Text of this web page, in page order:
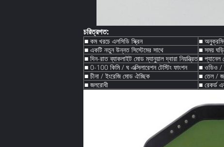
চরিত্রগত:
■ কম খরচে এলসিডি স্ক্রিন
■
■ একটি নতুন উন্নত সিস্টেমের সাথে
■ সময়
■ দিন-রাত ব্যাকলাইট মোড ম্যানুয়াল দ্বারা নিয়ন্ত্রিত■ প্যানেল
■ 0-100 কিমি / ঘ এক্সিলারেশন টেস্টিং ফাংশন
■ ওডিও /
■ চীনা / ইংরেজি মোড ঐচ্ছিক
■ তেল /
■ জলরোধী
■ রেকর্ড